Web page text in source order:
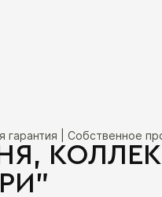
гарантия | Собственное